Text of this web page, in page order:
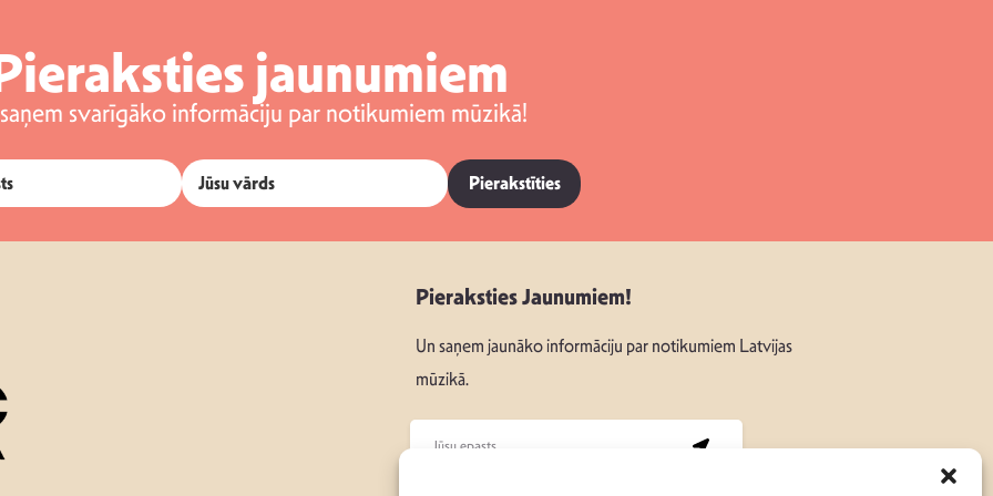
jaunumiem
svarīgāko informāciju par notikumiem mūzikā!
Pierakstīties
Pieraksties Jaunumiem!
Un saņem jaunāko informāciju par notikumiem Latvijas
mūzikā.